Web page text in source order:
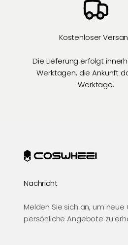
Kostenloser
Die Lieferung erfolgt
Werktagen, die Ankunft
Werktage.
Nachricht
Melden Sie sich an, um
persönliche Angebote zu